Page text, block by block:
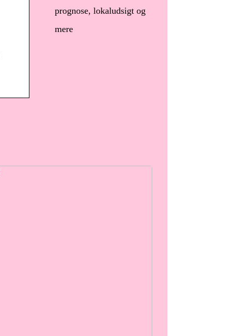
prognose, lokaludsigt og
mere